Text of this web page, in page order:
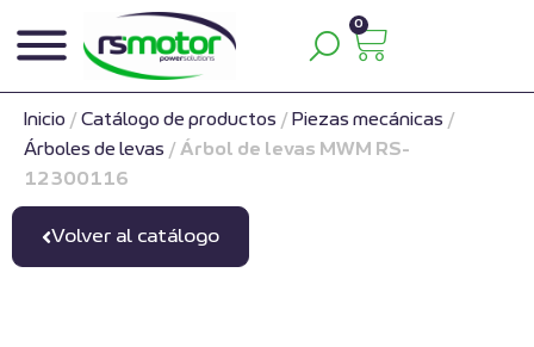
0
Inicio / Catálogo de productos / Piezas mecánicas /
Árboles de levas / Árbol de levas MWM RS-
12300116
Volver al catálogo